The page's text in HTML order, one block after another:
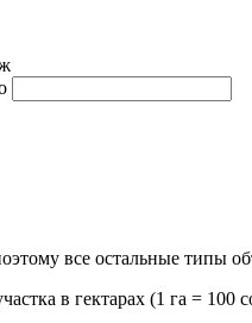
все остальные типы
в гектарах (1 га = 100